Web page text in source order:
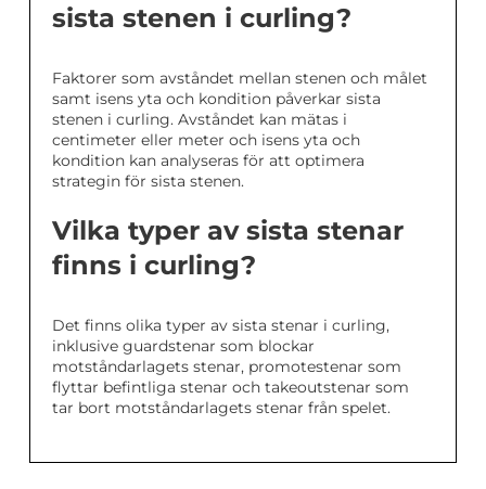
sista stenen i curling?
Faktorer som avståndet mellan stenen och målet
samt isens yta och kondition påverkar sista
stenen i curling. Avståndet kan mätas i
centimeter eller meter och isens yta och
kondition kan analyseras för att optimera
strategin för sista stenen.
Vilka typer av sista stenar
finns i curling?
Det finns olika typer av sista stenar i curling,
inklusive guardstenar som blockar
motståndarlagets stenar, promotestenar som
flyttar befintliga stenar och takeoutstenar som
tar bort motståndarlagets stenar från spelet.